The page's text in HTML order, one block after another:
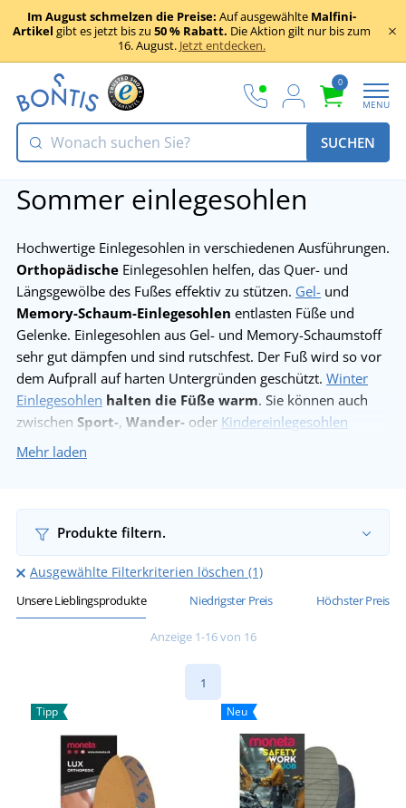
Im August schmelzen die Preise: Auf ausgewählte Malfini-
Artikel gibt es jetzt bis zu 50 % Rabatt. Die Aktion gilt nur bis zum
16. August. Jetzt entdecken.
0
MENU
SUCHEN
Sommer einlegesohlen
Hochwertige Einlegesohlen in verschiedenen Ausführungen.
Orthopädische Einlegesohlen helfen, das Quer- und
Längsgewölbe des Fußes effektiv zu stützen. Gel- und
Memory-Schaum-Einlegesohlen entlasten Füße und
Gelenke. Einlegesohlen aus Gel- und Memory-Schaumstoff
sehr gut dämpfen und sind rutschfest. Der Fuß wird so vor
dem Aufprall auf harten Untergründen geschützt. Winter
Einlegesohlen halten die Füße warm. Sie können auch
zwischen Sport-, Wander- oder Kindereinlegesohlen
wählen.
Mehr laden
Produkte filtern.
Ausgewählte Filterkriterien löschen (1)
Unsere Lieblingsprodukte Niedrigster Preis Höchster Preis
Anzeige 1-16 von 16
1
Tipp Neu